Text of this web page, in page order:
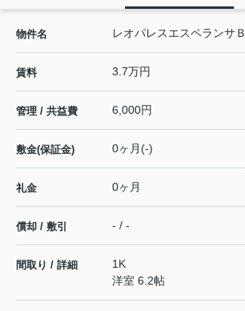
物件名 レオパレスエスペランサＢ
賃料 3.7万円
管理 / 共益費 6,000円
敷金(保証金) 0ヶ月(-)
礼金 0ヶ月
償却 / 敷引 - / -
間取り / 詳細
1K
洋室 6.2帖